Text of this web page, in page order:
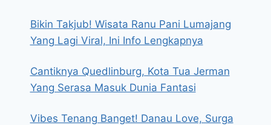
Bikin Takjub! Wisata Ranu Pani Lumajang
Yang Lagi Viral, Ini Info Lengkapnya
Cantiknya Quedlinburg, Kota Tua Jerman
Yang Serasa Masuk Dunia Fantasi
Vibes Tenang Banget! Danau Love, Surga